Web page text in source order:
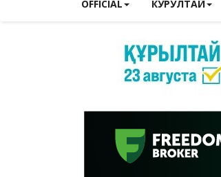
OFFICIAL КУРУЛТАЙ